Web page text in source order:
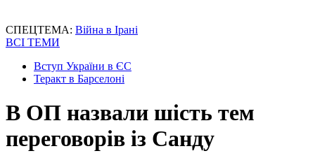
СПЕЦТЕМА: Війна в Ірані
ВСІ ТЕМИ
Вступ України в ЄС
Теракт в Барселоні
В ОП назвали шість тем
переговорів із Санду